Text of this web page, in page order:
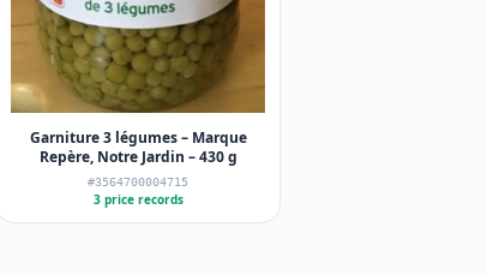
Garniture 3 légumes – Marque
Repère, Notre Jardin – 430 g
#3564700004715
3 price records